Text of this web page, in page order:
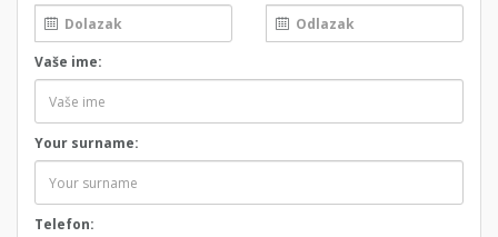
Vaše ime:
Your surname:
Telefon: